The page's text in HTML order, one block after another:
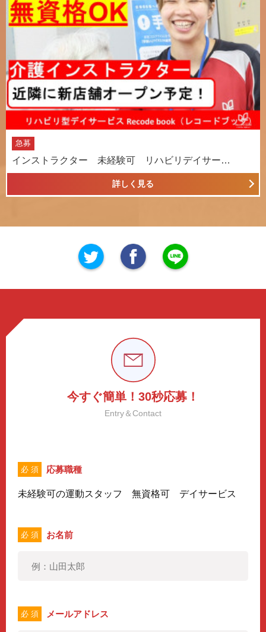
急募
インストラクター 未経験可 リハビリデイサー…
詳しく見る
今すぐ簡単！30秒応募！
Entry＆Contact
必 須 応募職種
未経験可の運動スタッフ 無資格可 デイサービス
必 須 お名前
必 須 メールアドレス